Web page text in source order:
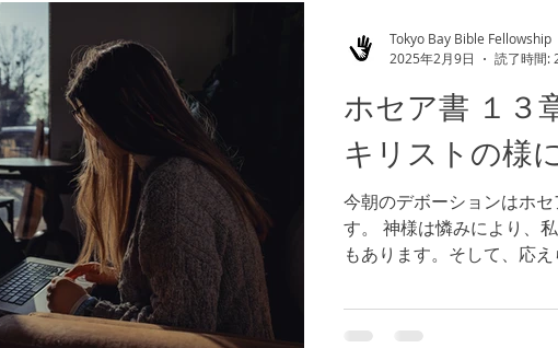
ホセア書 １３
キリストの様
今朝のデボーションはホ
す。 神様は憐みにより、
もあります。そして、応
ば、取り戻されます。...
Tokyo Bay Bible Fellowship
2025年2月9日
読了時間: